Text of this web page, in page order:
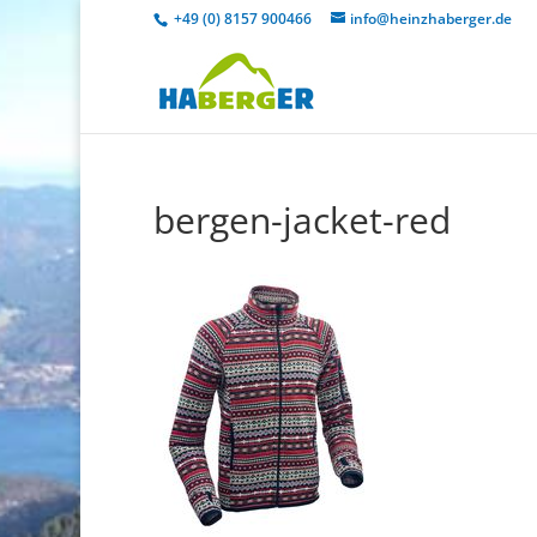
+49 (0) 8157 900466 info@heinzhaberger.de
bergen-jacket-red